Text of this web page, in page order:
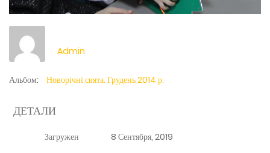
Admin
Альбом: Новорічні свята. Грудень 2014 р.
ДЕТАЛИ
Загружен 8 Сентября, 2019